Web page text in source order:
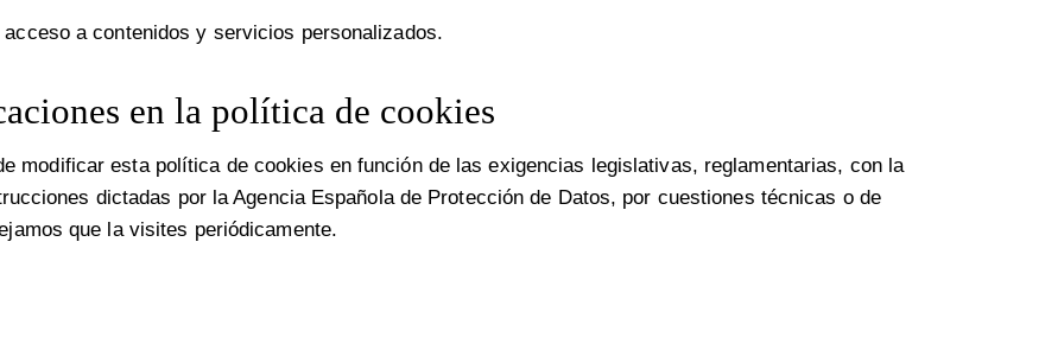
a contenidos y servicios personalizados.
en la política de cookies
modificar esta política de cookies en función de las exigencias legislativas, reglamentarias, con la
dictadas por la Agencia Española de Protección de Datos, por cuestiones técnicas o de
que la visites periódicamente.